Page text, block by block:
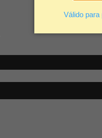
Válido para